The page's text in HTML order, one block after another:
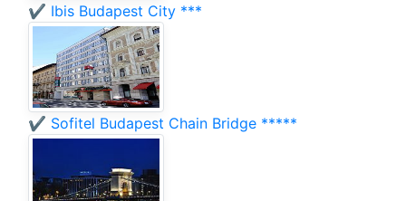
✔️ Ibis Budapest City ***
✔️ Sofitel Budapest Chain Bridge *****